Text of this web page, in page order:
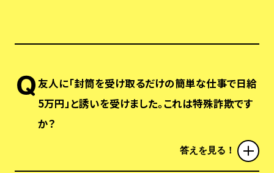
友人に「封筒を受け取るだけの簡単な仕事で日給
5万円」と誘いを受けました。これは特殊詐欺です
か？
答えを見る！